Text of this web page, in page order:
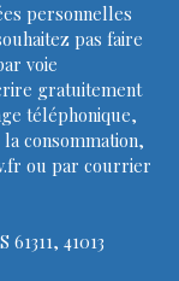
personnelles
pas faire
voie
gratuitement
téléphonique,
consommation,
ou par courrier
41013